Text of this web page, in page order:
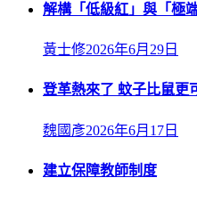
解構「低級紅」與「極
黃士修2026年6月29日
登革熱來了 蚊子比鼠更
魏國彥2026年6月17日
建立保障教師制度